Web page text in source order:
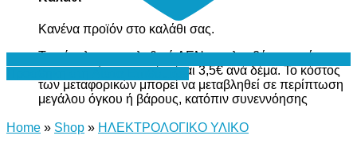
Κανένα προϊόν στο καλάθι σας.
Το σύνολο του καλαθιού ΔΕΝ περιλαμβάνει το κόστος
μεταφορικών, το οποίο είναι 3,5€ ανά δέμα. Το κόστος
των μεταφορικών μπορεί να μεταβληθεί σε περίπτωση
μεγάλου όγκου ή βάρους, κατόπιν συνεννόησης
Home » Shop » ΗΛΕΚΤΡΟΛΟΓΙΚΟ ΥΛΙΚΟ